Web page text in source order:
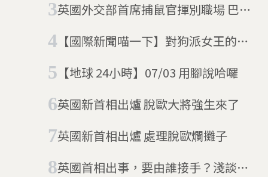
英國外交部首席捕鼠官揮別職場 巴默
【國際新聞喵一下】對狗派女王的挑
汀斯
【地球 24小時】07/03 用腳說哈囉
英國新首相出爐 脫歐大將強生來了
英國新首相出爐 處理脫歐爛攤子
英國首相出事，要由誰接手？淺談英